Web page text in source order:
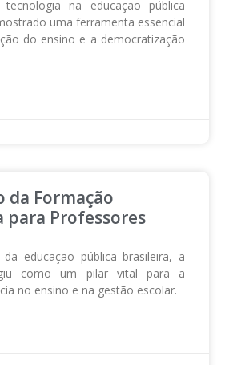
na educação pública
uma ferramenta essencial
do ensino e a democratização
da Formação
para Professores
educação pública brasileira, a
como um pilar vital para a
no ensino e na gestão escolar.